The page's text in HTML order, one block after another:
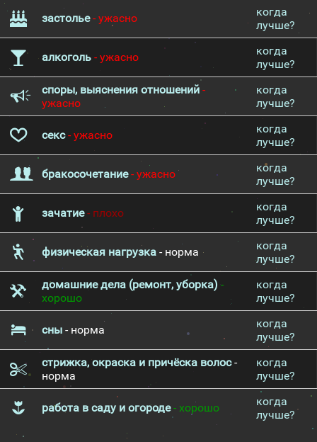
застолье- ужасно
когда
лучше?
алкоголь - ужасно
когда
лучше?
споры, выяснения отношений -
ужасно
когда
лучше?
секс- ужасно
когда
лучше?
бракосочетание- ужасно
когда
лучше?
зачатие- плохо
когда
лучше?
физическая нагрузка - норма
когда
лучше?
домашние дела (ремонт, уборка) -
хорошо
когда
лучше?
сны - норма
когда
лучше?
стрижка, окраска и причёска волос-
норма
когда
лучше?
работа в саду и огороде- хорошо
когда
лучше?